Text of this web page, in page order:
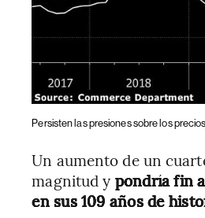
Persisten las presiones sobre los precios
Un aumento de un
magnitud y pondría fin
en sus 109 años de